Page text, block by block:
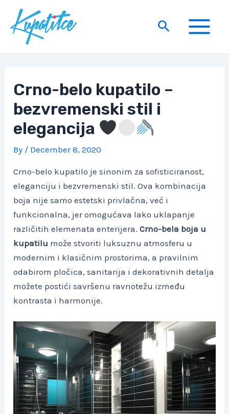
content
Search
Main
Crno-belo kupatilo –
bezvremenski stil i
elegancija
By / December 8, 2020
Crno-belo kupatilo je sinonim za sofisticiranost,
eleganciju i bezvremenski stil. Ova kombinacija
boja nije samo estetski privlačna, već i
funkcionalna, jer omogućava lako uklapanje
različitih elemenata enterijera.Crno-bela boja u
kupatilu može stvoriti luksuznu atmosferu u
modernim i klasičnim prostorima, a pravilnim
odabirom pločica, sanitarija i dekorativnih detalja
možete postići savršenu ravnotežu između
kontrasta i harmonije.